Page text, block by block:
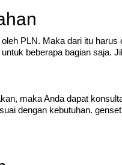
PLN. Maka dari itu
beberapa bagian saja.
maka Anda dapat
dengan kebutuhan.